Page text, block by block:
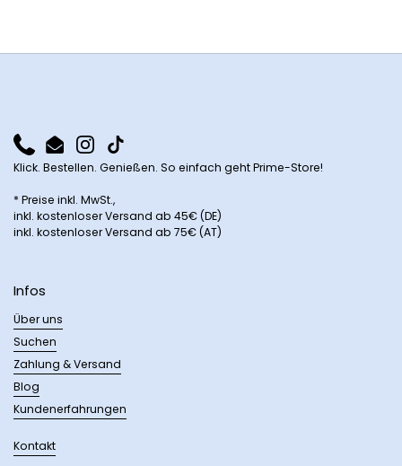
PhoneEmail Instagram
TikTok
Klick. Bestellen. Genießen. So einfach geht Prime-Store!
* Preise inkl. MwSt.,
inkl. kostenloser Versand ab 45€ (DE)
inkl. kostenloser Versand ab 75€ (AT)
Infos
Über uns
Suchen
Zahlung & Versand
Blog
Kundenerfahrungen
Kontakt